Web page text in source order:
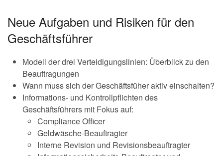
Neue Aufgaben und Risiken für den
Geschäftsführer
Modell der drei Verteidigungslinien: Überblick zu den
Beauftragungen
Wann muss sich der Geschäftsfüher aktiv einschalten?
Informations- und Kontrollpflichten des
Geschäftsführers mit Fokus auf:
Compliance Officer
Geldwäsche-Beauftragter
Interne Revision und Revisionsbeauftragter